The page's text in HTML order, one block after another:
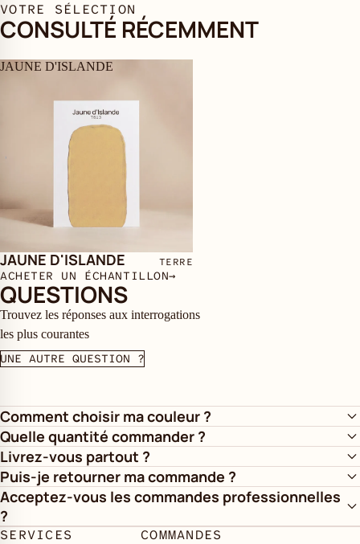
VOTRE SÉLECTION
CONSULTÉ RÉCEMMENT
JAUNE D'ISLANDE
JAUNE D'ISLANDE TERRE
ACHETER UN ÉCHANTILLON→
QUESTIONS
Trouvez les réponses aux interrogations
les plus courantes
UNE AUTRE QUESTION ?
Comment choisir ma couleur ?
Quelle quantité commander ?
Livrez-vous partout ?
Puis-je retourner ma commande ?
Acceptez-vous les commandes professionnelles
?
SERVICES COMMANDES